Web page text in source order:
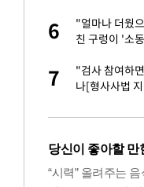
6
"얼마나 더웠
친 구렁이 '소
7
"검사 참여하
나[형사사법